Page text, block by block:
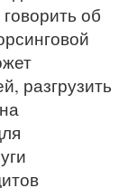
об
разгрузить